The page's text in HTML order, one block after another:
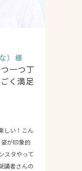
）様
一つ丁
く満足
しい！こん
が印象的
スタやって
講者さんの